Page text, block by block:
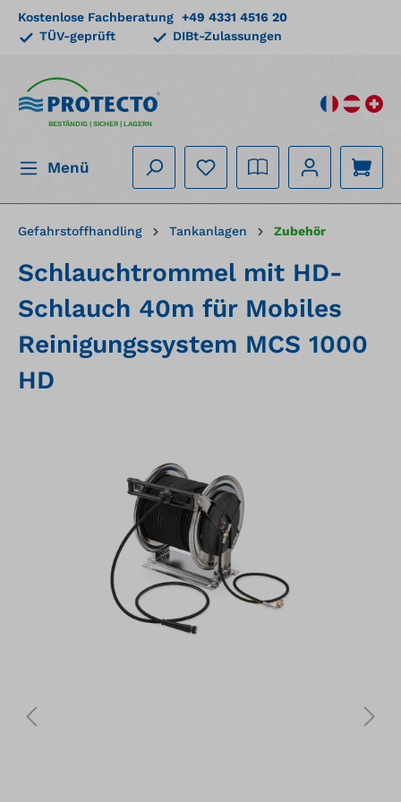
springen
Kostenlose Fachberatung +49 4331 4516 20
TÜV-geprüft
DIBt-Zulassungen
BESTÄNDIG | SICHER | LAGERN
Menü
Gefahrstoffhandling Tankanlagen Zubehör
Schlauchtrommel mit HD-
Schlauch 40m für Mobiles
Reinigungssystem MCS 1000
HD